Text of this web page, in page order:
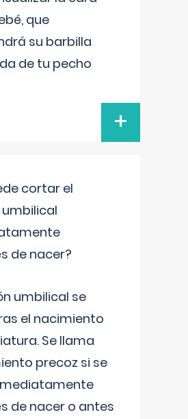
que
su barbilla
de tu pecho
+
cortar el
de nacer?
umbilical se
el nacimiento
Se llama
precoz si se
de nacer o antes